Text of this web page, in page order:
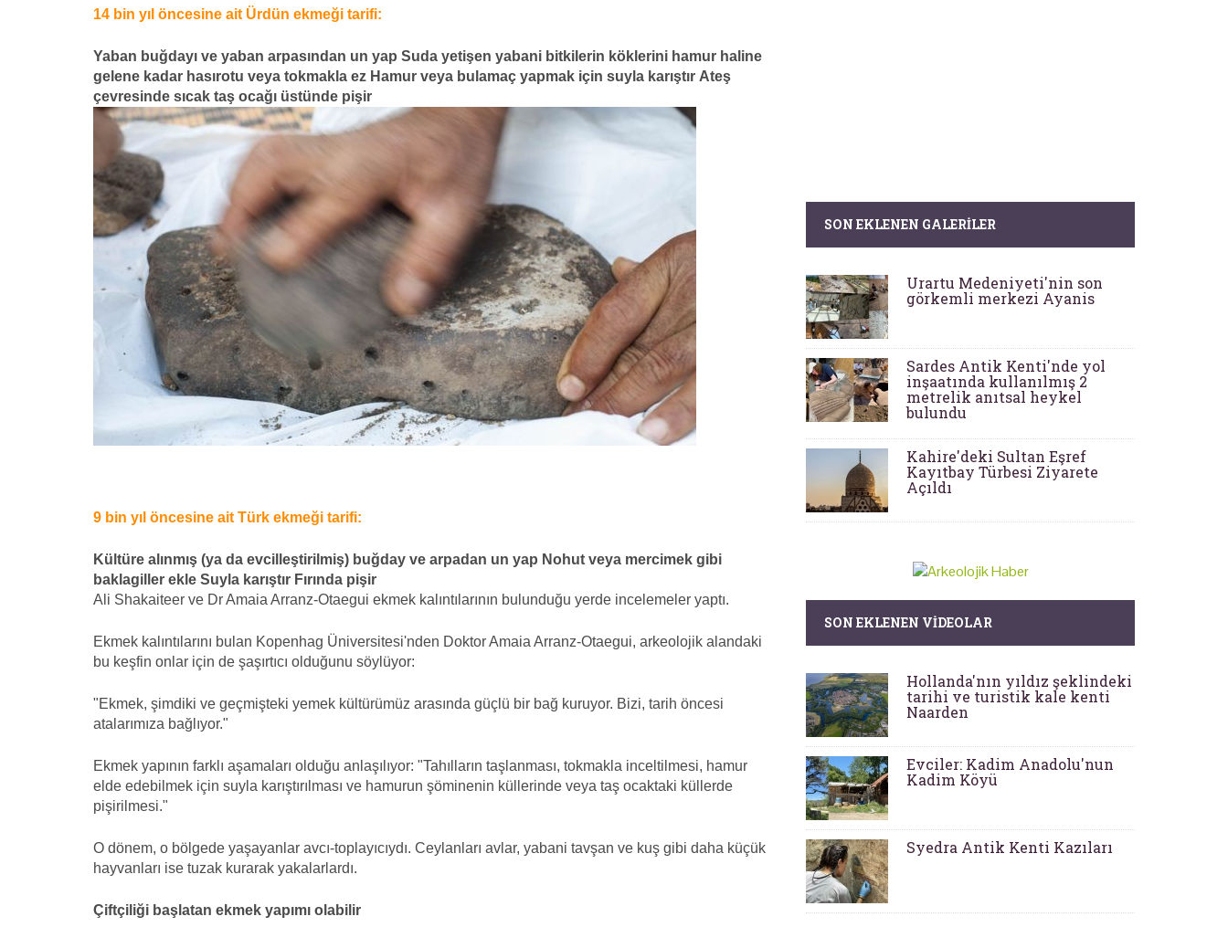
14 bin yıl öncesine ait Ürdün ekmeği tarifi:
Yaban buğdayı ve yaban arpasından un yap Suda yetişen yabani bitkilerin köklerini hamur haline
gelene kadar hasırotu veya tokmakla ez Hamur veya bulamaç yapmak için suyla karıştır Ateş
çevresinde sıcak taş ocağı üstünde pişir
9 bin yıl öncesine ait Türk ekmeği tarifi:
Kültüre alınmış (ya da evcilleştirilmiş) buğday ve arpadan un yap Nohut veya mercimek gibi
baklagiller ekle Suyla karıştır Fırında pişir
Ali Shakaiteer ve Dr Amaia Arranz-Otaegui ekmek kalıntılarının bulunduğu yerde incelemeler yaptı.
Ekmek kalıntılarını bulan Kopenhag Üniversitesi'nden Doktor Amaia Arranz-Otaegui, arkeolojik alandaki
bu keşfin onlar için de şaşırtıcı olduğunu söylüyor:
"Ekmek, şimdiki ve geçmişteki yemek kültürümüz arasında güçlü bir bağ kuruyor. Bizi, tarih öncesi
atalarımıza bağlıyor."
Ekmek yapının farklı aşamaları olduğu anlaşılıyor: "Tahılların taşlanması, tokmakla inceltilmesi, hamur
elde edebilmek için suyla karıştırılması ve hamurun şöminenin küllerinde veya taş ocaktaki küllerde
pişirilmesi."
O dönem, o bölgede yaşayanlar avcı-toplayıcıydı. Ceylanları avlar, yabani tavşan ve kuş gibi daha küçük
hayvanları ise tuzak kurarak yakalarlardı.
Çiftçiliği başlatan ekmek yapımı olabilir
SON EKLENEN GALERILER
Urartu Medeniyeti'nin son
görkemli merkezi Ayanis
Sardes Antik Kenti'nde yol
inşaatında kullanılmış 2
metrelik anıtsal heykel
bulundu
Kahire'deki Sultan Eşref
Kayıtbay Türbesi Ziyarete
Açıldı
SON EKLENEN VIDEOLAR
Hollanda'nın yıldız şeklindeki
tarihi ve turistik kale kenti
Naarden
Evciler: Kadim Anadolu'nun
Kadim Köyü
Syedra Antik Kenti Kazıları